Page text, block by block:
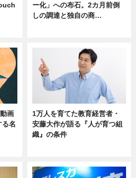
ー化」への布石。2カ月前倒
しの調達と独自の商…
画
る名
1万人を育てた教育経営者・
安藤大作が語る『人が育つ組
織』の条件